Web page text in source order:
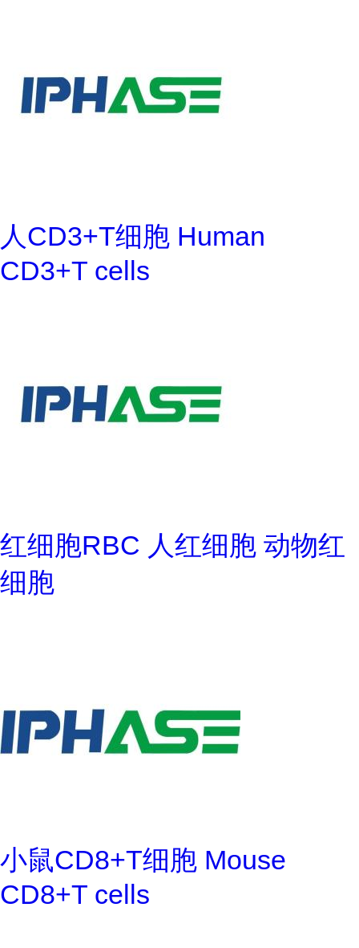
人CD3+T细胞 Human
CD3+T cells
红细胞RBC 人红细胞 动物红
细胞
小鼠CD8+T细胞 Mouse
CD8+T cells